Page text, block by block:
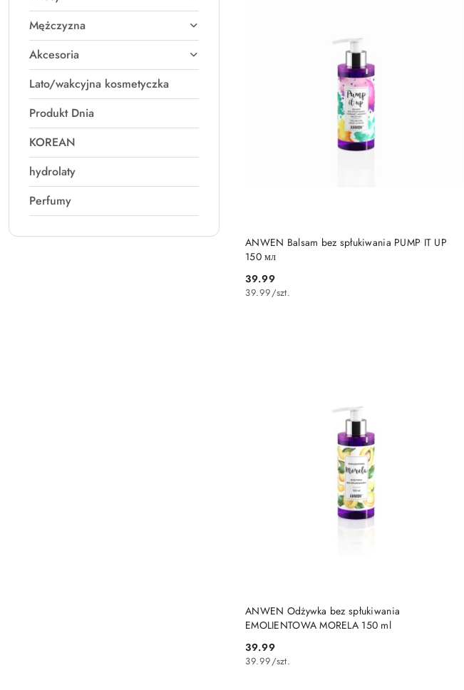
Mężczyzna
Akcesoria
Lato/wakcyjna kosmetyczka
Produkt Dnia
KOREAN
hydrolaty
Perfumy
ANWEN Balsam bez spłukiwania PUMP IT UP
150 мл
Cena:
39.99
39.99/szt.
DO KOSZYKA
ANWEN Odżywka bez spłukiwania
EMOLIENTOWA MORELA 150 ml
Cena:
39.99
39.99/szt.
DO KOSZYKA